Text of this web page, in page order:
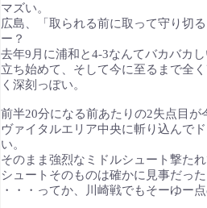
マズい。
広島、「取られる前に取って守り切
ー？
去年9月に浦和と4-3なんてバカバカ
立ち始めて、そして今に至るまで全
く深刻っぽい。
前半20分になる前あたりの2失点目
ヴァイタルエリア中央に斬り込んで
い。
そのまま強烈なミドルシュート撃た
シュートそのものは確かに見事だっ
・・・ってか、川崎戦でもそーゆー